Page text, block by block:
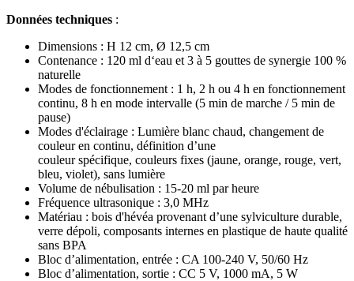
Données techniques :
Dimensions : H 12 cm, Ø 12,5 cm
Contenance : 120 ml d‘eau et 3 à 5 gouttes de synergie 100 %
naturelle
Modes de fonctionnement : 1 h, 2 h ou 4 h en fonctionnement
continu, 8 h en mode intervalle (5 min de marche / 5 min de
pause)
Modes d'éclairage : Lumière blanc chaud, changement de
couleur en continu, définition d’une
couleur spécifique, couleurs fixes (jaune, orange, rouge, vert,
bleu, violet), sans lumière
Volume de nébulisation : 15-20 ml par heure
Fréquence ultrasonique : 3,0 MHz
Matériau : bois d'hévéa provenant d’une sylviculture durable,
verre dépoli, composants internes en plastique de haute qualité
sans BPA
Bloc d’alimentation, entrée : CA 100-240 V, 50/60 Hz
Bloc d’alimentation, sortie : CC 5 V, 1000 mA, 5 W